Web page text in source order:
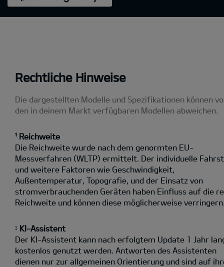
Rechtliche Hinweise
Die dargestellten Modelle und Spezifikationen können
den in deinem Markt verfügbaren Modellen abweichen.
¹ Reichweite
Die Reichweite wurde nach dem genormten EU-
Messverfahren (WLTP) ermittelt. Der individuelle
und weitere Faktoren wie Geschwindigkeit,
Außentemperatur, Topografie‚ und der Einsatz von
stromverbrauchenden Geräten haben Einfluss auf die
Reichweite und können diese möglicherweise
2 KI-Assistent
Der KI-Assistent kann nach erfolgtem Update 1 Jahr
kostenlos genutzt werden. Antworten des Assistenten
dienen nur zur allgemeinen Orientierung und sind auf